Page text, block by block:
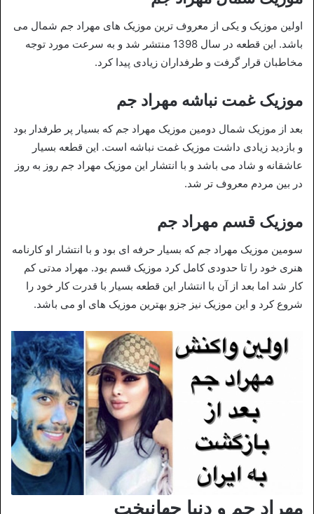
اولین موزیک و یکی از معروف ترین موزیک های مهراد جم شمال می
باشد. این قطعه در سال 1398 منتشر شد و به سرعت مورد توجه
مخاطبان قرار گرفت و طرفداران زیادی پیدا کرد.
موزیک غمت نباشه مهراد جم
بعد از موزیک شمال دومین موزیک مهراد جم که بسیار پر طرفدار بود
و بازدید زیادی داشت موزیک غمت نباشه است. این قطعه بسیار
عاشقانه و شاد می باشد و با انتشار این موزیک مهراد جم روز به روز
در بین مردم معروف تر شد.
موزیک قسم مهراد جم
سومین موزیک مهراد جم که بسیار حرفه ای بود و با انتشار او کارنامه
هنری خود را تا حدودی کامل کرد موزیک قسم بود. مهراد مدتی کم
کار شد اما بعد از آن با انتشار این قطعه بسیار با قدرت کار خود را
شروع کرد و این موزیک نیز جزو بهترین موزیک های او می باشد.
مهراد جم و دنیا جهانبخت